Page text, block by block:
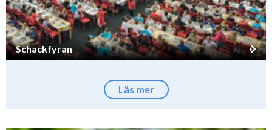
Schackfyran
Läs mer